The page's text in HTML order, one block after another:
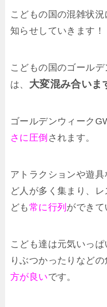
こどもの国の混雑状
知らせしていきます！
こどもの国のゴール
は、 大変混み合いま
ゴールデンウィーク
さに圧倒 されます。
アトラクションや遊具
ど人が多く集まり、
ども 常に行列 ができて
こども達は元気いっ
りぶつかったりなど
方が良いです。